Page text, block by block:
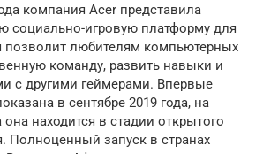
компания Acer представила
социально-игровую платформу для
позволит любителям компьютерных
команду, развить навыки и
с другими геймерами. Впервые
в сентябре 2019 года, на
находится в стадии открытого
Полноценный запуск в странах